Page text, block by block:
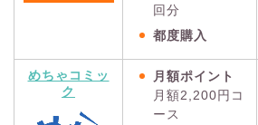
回分
都度購入
めちゃコミッ
ク
月額ポイント
月額2,200円コ
ース